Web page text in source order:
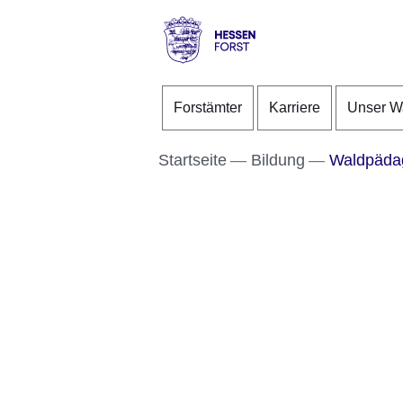
Direkt zum Kopf der
Direkt zum Inhalt
Direkt zum Fuß der
Forst
Forstämter Karriere Unser
Startseite Bildung